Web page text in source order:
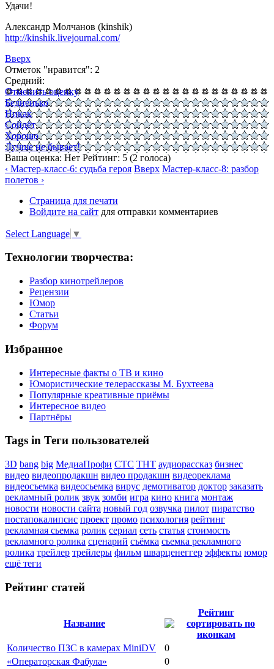
Удачи!
Александр Молчанов (kinshik)
http://kinshik.livejournal.com/
Вверх
Отметок "нравится": 2
Средний:
Отменить оценку
Бедненько
Никак
Сойдёт
Хорошо
Лучше не бывает!
Ваша оценка: Нет Рейтинг: 5 (2 голоса)
‹ Мастер-класс-6: судьба героя Вверх Мастер-класс-8: разбор
полетов ›
Страница для печати
Войдите на сайт для отправки комментариев
Select Language ▼
Технологии творчества:
Разбор кинотрейлеров
Рецензии
Юмор
Статьи
Форум
Избранное
Интересные факты о ТВ и кино
Юмористические телерассказы М. Бухтеева
Популярные креативные приёмы
Интересное видео
Партнёры
Tags in Теги пользователей
3D bang big МедиаПрофи СТС ТНТ аудиорассказ бизнес
видео видеопродакшн видео продакшн видеореклама
видеосъемка видеосьемка вирус демотиватор доктор заказать
рекламный ролик звук зомби игра кино книга монтаж
новости новости сайта новый год озвучка пилот пиратство
постапокалипсис проект промо психология рейтинг
рекламная сьемка ролик сериал сеть статья стоимость
рекламного ролика сценарий съёмка сьемка рекламного
ролика трейлер трейлеры фильм шварценеггер эффекты юмор
ещё теги
Рейтинг статей
Название
Рейтинг
Количество ПЗС в камерах MiniDV
0
«Операторская Фабула»
0